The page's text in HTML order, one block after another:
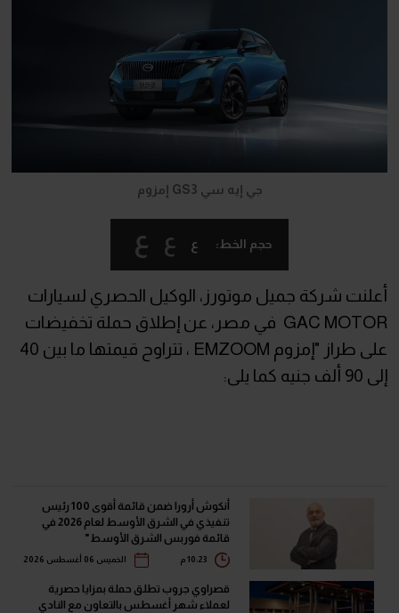
جي إيه سي GS3 إمزوم
حجم الخط: ع ع ع
أعلنت شركة جميل موتورز، الوكيل الحصري لسيارات
GAC MOTOR في مصر، عن إطلاق حملة تخفيضات
على طراز "إمزوم EMZOOM ، تتراوح قيمتها ما بين 40
إلى 90 ألف جنيه كما يلى:
أنكوش أرورا ضمن قائمة أقوى 100 رئيس
تنفيذي في الشرق الأوسط لعام 2026 في
قائمة فوربس الشرق الأوسط"
الخميس 06 أغسطس 2026
قصراوي جروب تطلق حملة بمزايا حصرية
لعملاء شهر أغسطس بالتعاون مع النادي